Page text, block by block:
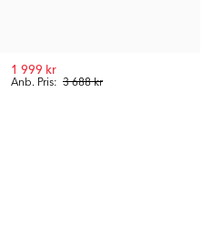
Anb. Pris: 3 688 kr
1 999 kr